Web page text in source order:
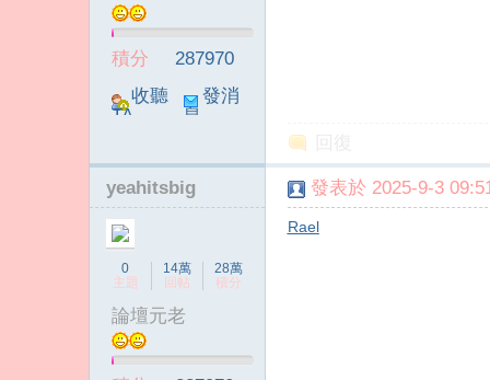
積分
287970
收聽
TA
發消
息
yeahitsbig
0
主題
14萬
回帖
28萬
積分
論壇元老
發表於 2025-9-3
Rael